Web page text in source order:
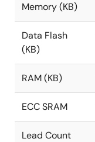
Memory (KB)
Data Flash
(KB)
RAM (KB)
ECC SRAM
Lead Count